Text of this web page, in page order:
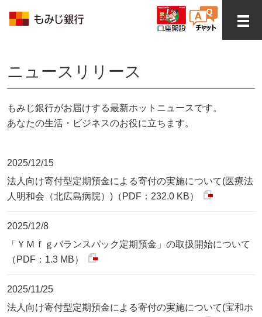
ニュースリリース
もみじ銀行がお届けする最新ホットニュースです。
あなたの生活・ビジネスのお役に立ちます。
2025/12/15
法人向け寄付型定期預金による寄付の実施について(医療法
人明和会（北広島病院）)（PDF：232.0 KB）
2025/12/8
「ＹＭｆｇバランスパック定期預金」の取扱開始について
（PDF：1.3 MB）
2025/11/25
法人向け寄付型定期預金による寄付の実施について(宝和ホ